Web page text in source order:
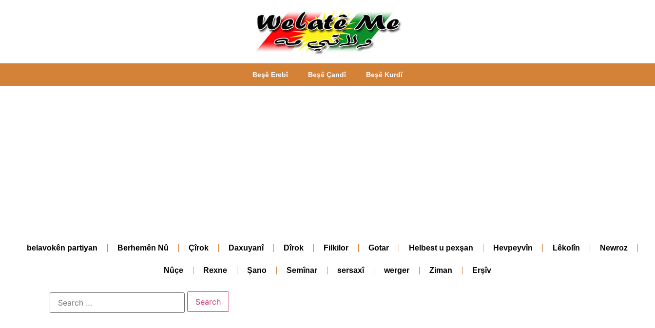
Beşê Erebî Beşê Çandî Beșê Kurdî
belavokên partiyan Berhemên Nû Çîrok Daxuyanî Dîrok Filkilor Gotar Helbest u pexşan Hevpeyvîn Lêkolîn Newroz
Nûçe Rexne Şano Semînar sersaxî werger Ziman Erşîv